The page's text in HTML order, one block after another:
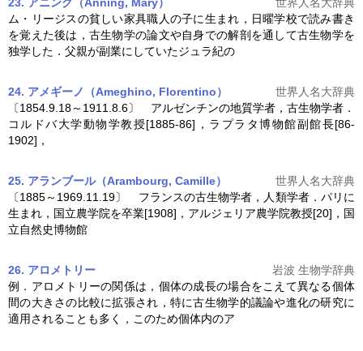
ム・リージスの貧しい家具職人の子に生まれ，日曜学校で読み書き
を覚えた後は， 古生物学の論文や自身での解剖を通して古生物学を
独学した．父親が副業にしていたジュラ紀の
24. アメギーノ（Ameghino, Florentino）
世界人名大辞典
〔1854.9.18～1911.8.6〕 アルゼンチンの地質学者， 古生物学者．
コルドバ大学動物学教授[1885-86]，ラプラタ博物館副館長[86-
1902]，
25. アランブール（Arambourg, Camille）
世界人名大辞典
〔1885～1969.11.19〕 フランスの古生物学者，人類学者．パリに
生まれ，国立農学院を卒業[1908]，アルジェリア農学院教授[20]，国
立自然史博物館
26. アロメトリー
岩波 生物学辞典
例．アロメトリーの関係は，個体の成長の場合をこえて異なる個体
間の大きさの比較に拡張され，特に古生物学的議論や進化の研究に
適用されることも多く，このため個体内のア